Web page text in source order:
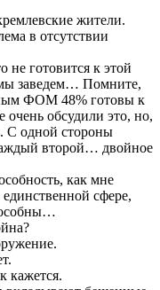
жители.
в отсутствии
готовится к этой
заведем… Помните,
ФОМ 48% готовы к
обсудили это, но,
С одной стороны
второй… двойное
как мне
сфере,